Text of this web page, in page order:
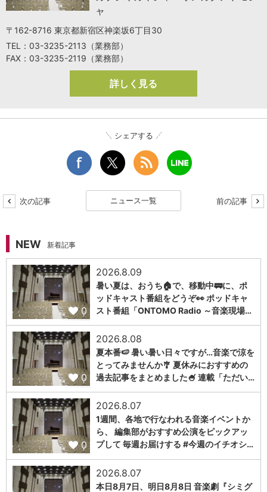
ャ
〒162-8716 東京都新宿区神楽坂6丁目30
TEL：03-3235-2113（業務部）
FAX：03-3235-2119（業務部）
詳しく見る
シェアする
次の記事 ニュース一覧 前の記事
NEW 新着記事
0
2026.8.09
暑い夏は、おうち🏠で、移動中🚃に、ポ
ッドキャスト番組をどうぞ👀 ポッドキャ
スト番組「ONTOMO Radio ～音楽現場…
0
2026.8.08
夏本番🍉 暑い暑い日々ですが…音楽で涼を
とってみませんか🎐 夏休みにおすすめの
過去記事をまとめました🍧 連載「ただい…
0
2026.8.07
1週間、各地で行なわれる音楽イベントか
ら、 編集部がおすすめ公演をピックアッ
プして 毎週お届けする #今週のイチオシ…
2026.8.07
本日8月7日、明日8月8日 音楽劇『シミグ